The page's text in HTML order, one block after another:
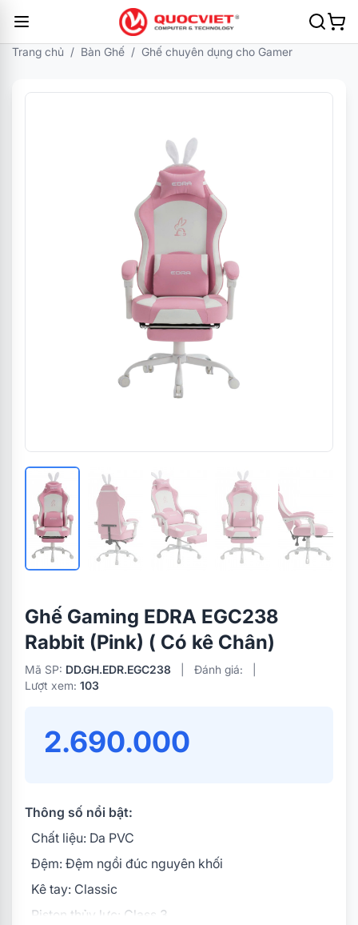
Trang chủ / Bàn Ghế / Ghế chuyên dụng cho Gamer
Ghế Gaming EDRA EGC238
Rabbit (Pink) ( Có kê Chân)
Mã SP: DD.GH.EDR.EGC238 Đánh giá:
Lượt xem: 103
2.690.000
Thông số nổi bật:
Chất liệu: Da PVC
Đệm: Đệm ngồi đúc nguyên khối
Kê tay: Classic
Piston thủy lực: Class 3